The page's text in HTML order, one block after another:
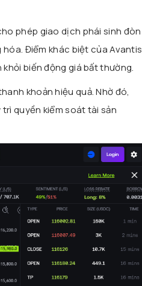
phép giao dịch phái sinh đòn
Điểm khác biệt của Avantis
biến động giá bất thường.
khoản hiệu quả. Nhờ đó,
quyền kiểm soát tài sản